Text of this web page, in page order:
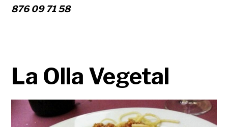
876 09 71 58
La Olla Vegetal